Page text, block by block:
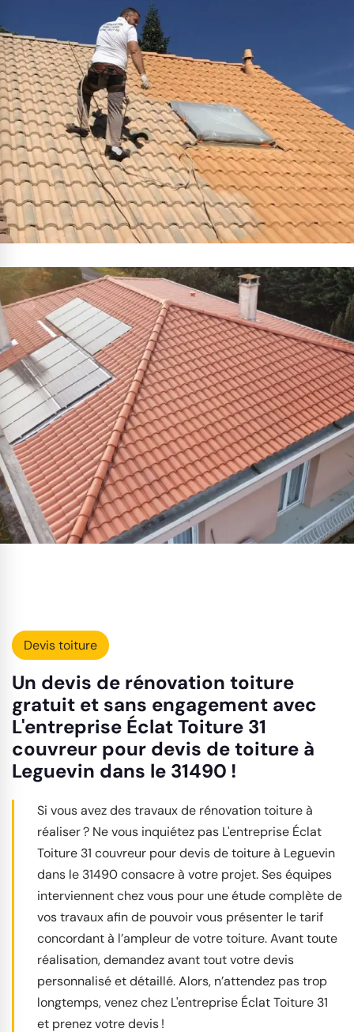
Devis toiture
Un devis de rénovation toiture
gratuit et sans engagement avec
L'entreprise Éclat Toiture 31
couvreur pour devis de toiture à
Leguevin dans le 31490 !
Si vous avez des travaux de rénovation toiture à
réaliser ? Ne vous inquiétez pas L'entreprise Éclat
Toiture 31 couvreur pour devis de toiture à Leguevin
dans le 31490 consacre à votre projet. Ses équipes
interviennent chez vous pour une étude complète de
vos travaux afin de pouvoir vous présenter le tarif
concordant à l’ampleur de votre toiture. Avant toute
réalisation, demandez avant tout votre devis
personnalisé et détaillé. Alors, n’attendez pas trop
longtemps, venez chez L'entreprise Éclat Toiture 31
et prenez votre devis !